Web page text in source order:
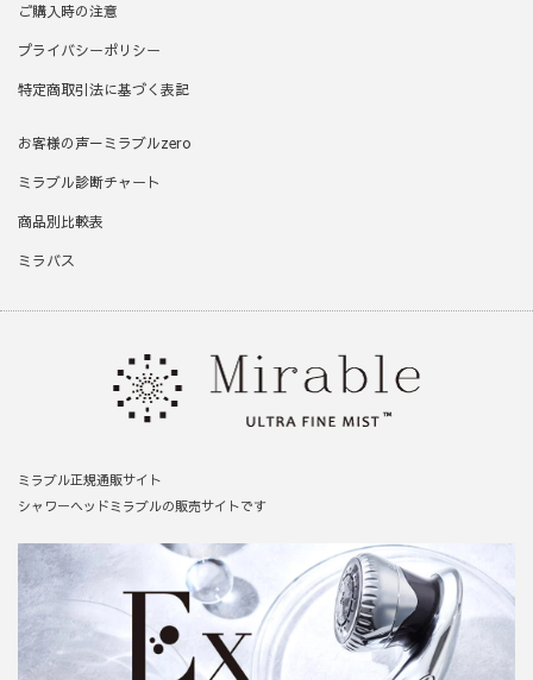
ご購入時の注意
プライバシーポリシー
特定商取引法に基づく表記
お客様の声－ミラブルzero
ミラブル診断チャート
商品別比較表
ミラバス
ミラブル正規通販サイト
シャワーヘッドミラブルの販売サイトです